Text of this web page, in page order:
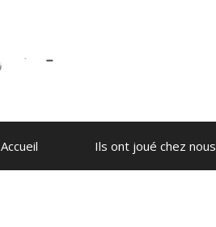
Accueil Ils ont joué chez nous